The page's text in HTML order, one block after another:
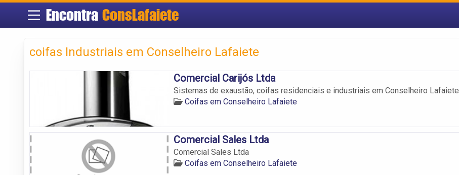
Encontra ConsLafaiete
coifas Industriais em Conselheiro Lafaiete
Comercial Carijós Ltda
Sistemas de exaustão, coifas residenciais e industriais em Conselheiro Lafaiete
Coifas em Conselheiro Lafaiete
Comercial Sales Ltda
Comercial Sales Ltda
Coifas em Conselheiro Lafaiete